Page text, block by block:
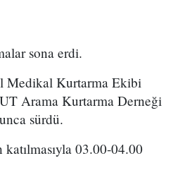
sona erdi.
Medikal Kurtarma Ekibi
Arama Kurtarma Derneği
sürdü.
03.00-04.00